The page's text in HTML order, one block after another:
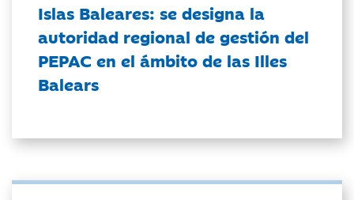
Islas Baleares: se designa la
autoridad regional de gestión del
PEPAC en el ámbito de las Illes
Balears